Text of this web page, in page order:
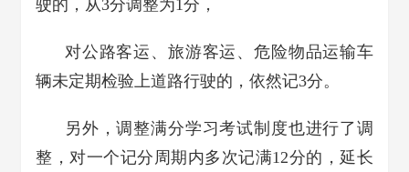
驶的，从3分调整为1分，
对公路客运、旅游客运、危险物品运输车
辆未定期检验上道路行驶的，依然记3分。
另外，调整满分学习考试制度也进行了调
整，对一个记分周期内多次记满12分的，延长